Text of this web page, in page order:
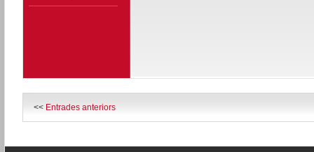
<< Entrades anteriors